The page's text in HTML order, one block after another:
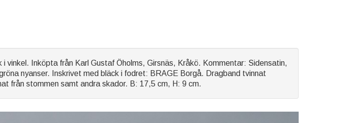
Inköpta från Karl Gustaf Öholms, Girsnäs, Kråkö. Kommentar: Sidensatin,
nyanser. Inskrivet med bläck i fodret: BRAGE Borgå. Dragband tvinnat
från stommen samt andra skador. B: 17,5 cm, H: 9 cm.